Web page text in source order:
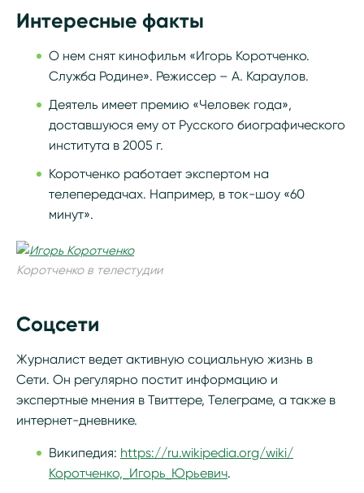
Интересные факты
О нем снят кинофильм «Игорь Коротченко.
Служба Родине». Режиссер – А. Караулов.
Деятель имеет премию «Человек года»,
доставшуюся ему от Русского биографического
института в 2005 г.
Коротченко работает экспертом на
телепередачах. Например, в ток-шоу «60
минут».
Коротченко в телестудии
Соцсети
Журналист ведет активную социальную жизнь в
Сети. Он регулярно постит информацию и
экспертные мнения в Твиттере, Телеграме, а также в
интернет-дневнике.
Википедия: https://ru.wikipedia.org/wiki/
Коротченко,_Игорь_Юрьевич.